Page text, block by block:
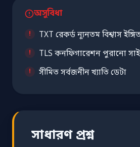
অসুবিধা
TXT রেকর্ড ন্যূনতম বিশ্বাস
TLS কনফিগারেশন পুরানো
সীমিত সর্বজনীন খ্যাতি ডেটা
সাধারণ প্রশ্ন